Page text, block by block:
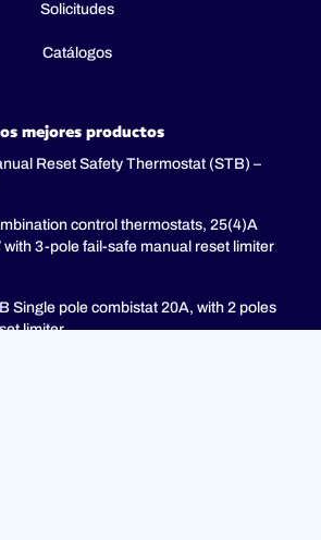
Solicitudes
Catálogos
mejores productos
Reset Safety Thermostat (STB) –
control thermostats, 25(4)A
with 3-pole fail-safe manual reset limiter
Single pole combistat 20A, with 2 poles
limiter